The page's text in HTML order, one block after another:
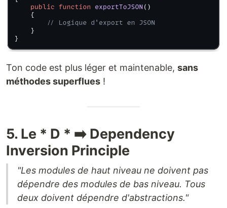
Ton code est plus léger et maintenable, sans
méthodes superflues !
5. Le * D * ➡️ Dependency
Inversion Principle
"Les modules de haut niveau ne doivent pas
dépendre des modules de bas niveau. Tous
deux doivent dépendre d'abstractions."